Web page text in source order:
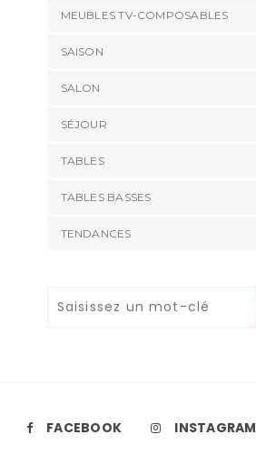
MEUBLES TV-COMPOSABLES
SAISON
SALON
SÉJOUR
TABLES
TABLES BASSES
TENDANCES
FACEBOOK INSTAGRAM